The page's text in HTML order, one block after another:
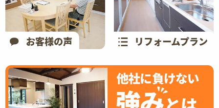
お客様の声 リフォームプラン